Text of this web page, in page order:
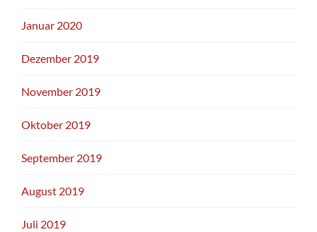
Januar 2020
Dezember 2019
November 2019
Oktober 2019
September 2019
August 2019
Juli 2019